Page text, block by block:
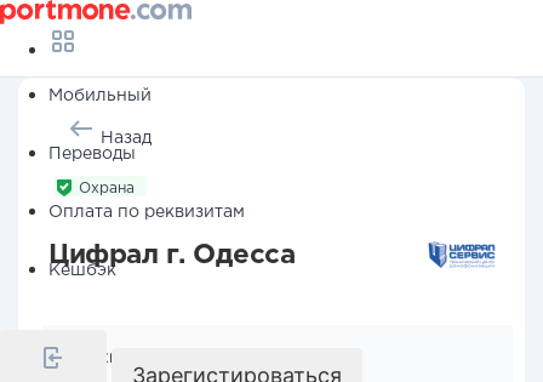
Мобильный
Переводы
Оплата по реквизитам
Кешбэк
Зарегистироваться
Назад
Охрана
Цифрал г. Одесса
Реквизиты компании